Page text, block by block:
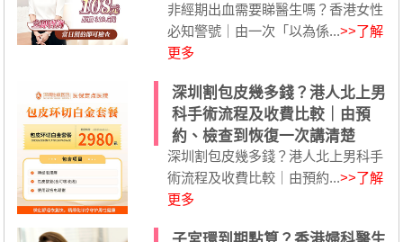
非經期出血需要睇醫生嗎？香港女性
必知警號｜由一次「以為係...>>了解
更多
深圳割包皮幾多錢？港人北上男
科手術流程及收費比較｜由預
約、檢查到恢復一次講清楚
深圳割包皮幾多錢？港人北上男科手
術流程及收費比較｜由預約...>>了解
更多